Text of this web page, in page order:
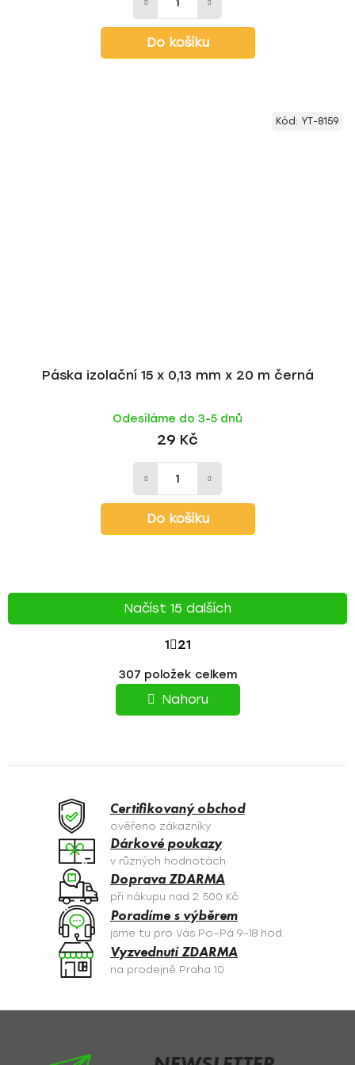
Do košíku
Páska izolační 15 x 0,13 mm x 20 m černá
Odesíláme do 3-5 dnů
29 Kč
Do košíku
Kód: YT-8159
v
l
á
c
r
v
k
y
v
ý
p
i
s
u
Načíst 15 dalších
S
T
R
Á
K
O
V
Á
N
Í
1 21
307 položek celkem
Nahoru
Certifikovaný obchod
ověřeno zákazníky
Dárkové poukazy
v různých hodnotách
Doprava ZDARMA
při nákupu nad 2 500 Kč
Poradíme s výběrem
jsme tu pro Vás Po–Pá 9–18 hod.
Vyzvednutí ZDARMA
na prodejně Praha 10